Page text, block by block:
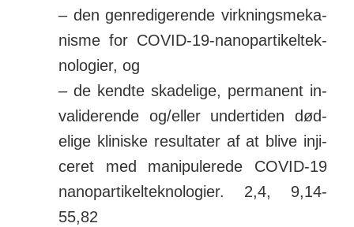
– den gen­re­di­ger­ende virk­nings­me­ka­
nisme for COVID-19-nano­par­ti­kel­tek­
no­logier, og
– de kendte ska­delige, per­ma­nent in­
va­li­derende og/­eller under­tiden død­
elige kliniske re­sul­tater af at blive in­ji­
ceret med mani­pulerede COVID-19
nano­par­ti­kel­tek­no­logier. 2,4, 9,14-
55,82